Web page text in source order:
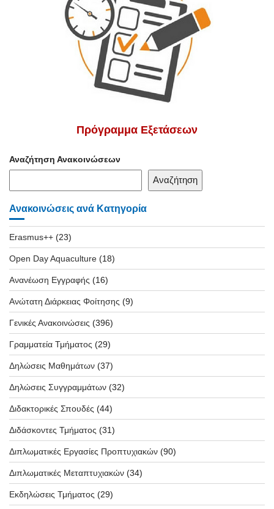
Πρόγραμμα Εξετάσεων
Αναζήτηση Ανακοινώσεων
Αναζήτηση
Ανακοινώσεις ανά Κατηγορία
Erasmus++ (23)
Open Day Aquaculture (18)
Ανανέωση Εγγραφής (16)
Ανώτατη Διάρκειας Φοίτησης (9)
Γενικές Ανακοινώσεις (396)
Γραμματεία Τμήματος (29)
Δηλώσεις Μαθημάτων (37)
Δηλώσεις Συγγραμμάτων (32)
Διδακτορικές Σπουδές (44)
Διδάσκοντες Τμήματος (31)
Διπλωματικές Εργασίες Προπτυχιακών (90)
Διπλωματικές Μεταπτυχιακών (34)
Εκδηλώσεις Τμήματος (29)